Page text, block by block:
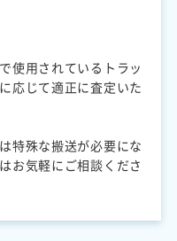
使用されているトラッ
応じて適正に査定いた
特殊な搬送が必要にな
お気軽にご相談くださ